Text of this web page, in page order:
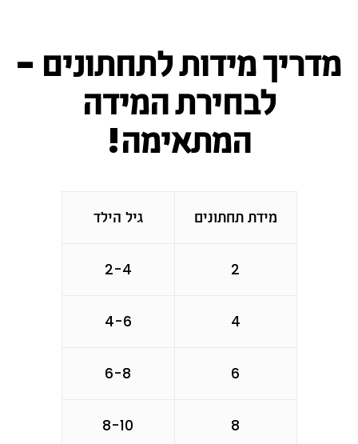
מדריך מידות לתחתונים -
לבחירת המידה
המתאימה!
מידת תחתונים גיל הילד
2
2-4
4
4-6
6
6-8
8
8-10